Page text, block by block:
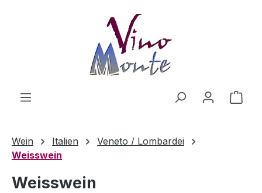
Wein Italien
Veneto / Lombardei
Weisswein
Weisswein